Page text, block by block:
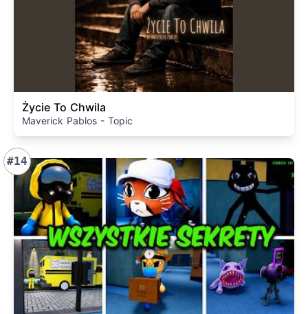
Życie To Chwila
Maverick Pablos - Topic
#14